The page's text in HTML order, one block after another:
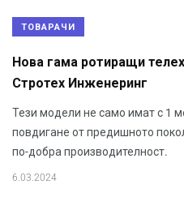
ТОВАРАЧИ
Нова гама ротиращи
Стротех Инженеринг
Тези модели не само имат с 1
повдигане от предишното
по-добра производителност.
6.03.2024